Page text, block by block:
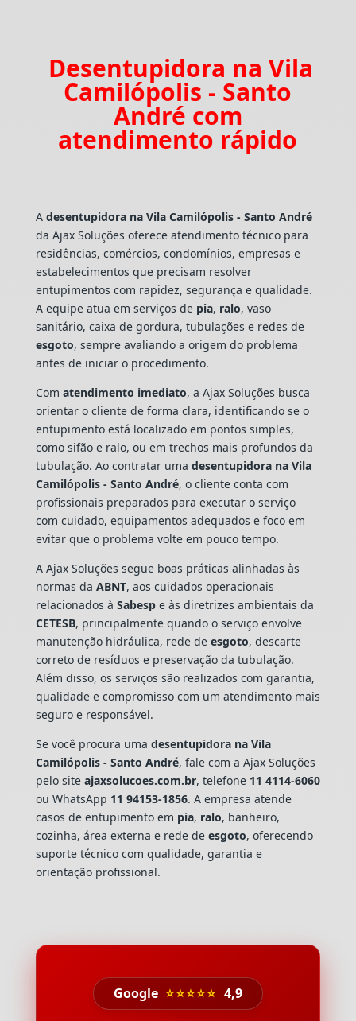
Desentupidora na Vila
Camilópolis - Santo
André com
atendimento rápido
A desentupidora na Vila Camilópolis - Santo André
da Ajax Soluções oferece atendimento técnico para
residências, comércios, condomínios, empresas e
estabelecimentos que precisam resolver
entupimentos com rapidez, segurança e qualidade.
A equipe atua em serviços de pia, ralo, vaso
sanitário, caixa de gordura, tubulações e redes de
esgoto, sempre avaliando a origem do problema
antes de iniciar o procedimento.
Com atendimento imediato, a Ajax Soluções busca
orientar o cliente de forma clara, identificando se o
entupimento está localizado em pontos simples,
como sifão e ralo, ou em trechos mais profundos da
tubulação. Ao contratar uma desentupidora na Vila
Camilópolis - Santo André, o cliente conta com
profissionais preparados para executar o serviço
com cuidado, equipamentos adequados e foco em
evitar que o problema volte em pouco tempo.
A Ajax Soluções segue boas práticas alinhadas às
normas da ABNT, aos cuidados operacionais
relacionados à Sabespe às diretrizes ambientais da
CETESB, principalmente quando o serviço envolve
manutenção hidráulica, rede de esgoto, descarte
correto de resíduos e preservação da tubulação.
Além disso, os serviços são realizados com garantia,
qualidade e compromisso com um atendimento mais
seguro e responsável.
Se você procura uma desentupidora na Vila
Camilópolis - Santo André, fale com a Ajax Soluções
pelo site ajaxsolucoes.com.br, telefone 11 4114-6060
ou WhatsApp 11 94153-1856. A empresa atende
casos de entupimento em pia, ralo, banheiro,
cozinha, área externa e rede de esgoto, oferecendo
suporte técnico com qualidade, garantia e
orientação profissional.
Google ⭐⭐⭐⭐⭐ 4,9